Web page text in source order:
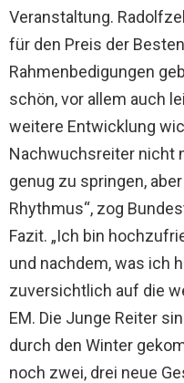
Veranstaltung.
für den Preis der
Rahmenbedigungen
schön, vor allem auch
weitere Entwicklung
Nachwuchsreiter nicht
genug zu springen,
Rhythmus“, zog
Fazit. „Ich bin
und nachdem, was ich
zuversichtlich auf die
EM. Die Junge Reiter
durch den Winter
noch zwei, drei neue